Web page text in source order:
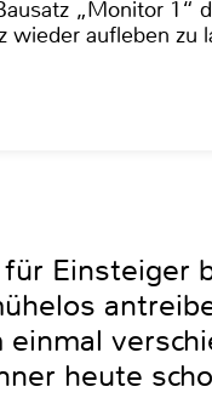
„Monitor 1“
wieder aufleben zu
Einsteiger
heute